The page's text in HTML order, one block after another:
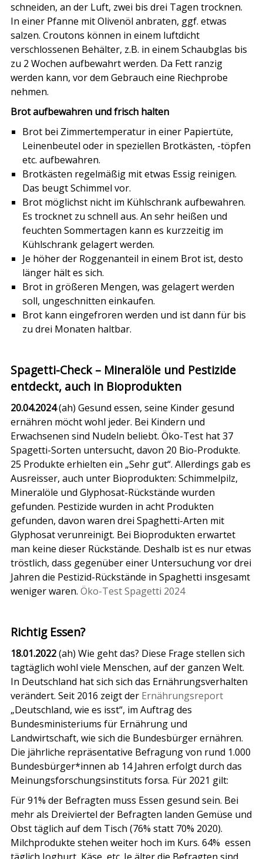
schneiden, an der Luft, zwei bis drei Tagen trocknen.
In einer Pfanne mit Olivenöl anbraten, ggf. etwas
salzen. Croutons können in einem luftdicht
verschlossenen Behälter, z.B. in einem Schaubglas bis
zu 2 Wochen aufbewahrt werden. Da Fett ranzig
werden kann, vor dem Gebrauch eine Riechprobe
nehmen.
Brot aufbewahren und frisch halten
Brot bei Zimmertemperatur in einer Papiertüte,
Leinenbeutel oder in speziellen Brotkästen, -töpfen
etc. aufbewahren.
Brotkästen regelmäßig mit etwas Essig reinigen.
Das beugt Schimmel vor.
Brot möglichst nicht im Kühlschrank aufbewahren.
Es trocknet zu schnell aus. An sehr heißen und
feuchten Sommertagen kann es kurzzeitig im
Kühlschrank gelagert werden.
Je höher der Roggenanteil in einem Brot ist, desto
länger hält es sich.
Brot in größeren Mengen, was gelagert werden
soll, ungeschnitten einkaufen.
Brot kann eingefroren werden und ist dann für bis
zu drei Monaten haltbar.
Spagetti-Check – Mineralöle und Pestizide
entdeckt, auch in Bioprodukten
20.04.2024(ah) Gesund essen, seine Kinder gesund
ernähren möcht wohl jeder. Bei Kindern und
Erwachsenen sind Nudeln beliebt. Öko-Test hat 37
Spagetti-Sorten untersucht, davon 20 Bio-Produkte.
25 Produkte erhielten ein „Sehr gut“. Allerdings gab es
Ausreisser, auch unter Bioprodukten: Schimmelpilz,
Mineralöle und Glyphosat-Rückstände wurden
gefunden. Pestizide wurden in acht Produkten
gefunden, davon waren drei Spaghetti-Arten mit
Glyphosat verunreinigt. Bei Bioprodukten erwartet
man keine dieser Rückstände. Deshalb ist es nur etwas
tröstlich, dass gegenüber einer Untersuchung vor drei
Jahren die Pestizid-Rückstände in Spaghetti insgesamt
weniger waren. Öko-Test Spagetti 2024
Richtig Essen?
18.01.2022(ah) Wie geht das? Diese Frage stellen sich
tagtäglich wohl viele Menschen, auf der ganzen Welt.
In Deutschland hat sich sich das Ernährungsverhalten
verändert. Seit 2016 zeigt der Ernährungsreport
„Deutschland, wie es isst“, im Auftrag des
Bundesministeriums für Ernährung und
Landwirtschaft, wie sich die Bundesbürger ernähren.
Die jährliche repräsentative Befragung von rund 1.000
Bundesbürger*innen ab 14 Jahren erfolgt durch das
Meinungsforschungsinstituts forsa. Für 2021 gilt:
Für 91% der Befragten muss Essen gesund sein. Bei
mehr als Dreiviertel der Befragten landen Gemüse und
Obst täglich auf dem Tisch (76% statt 70% 2020).
Milchprodukte stehen weiter hoch im Kurs. 64% essen